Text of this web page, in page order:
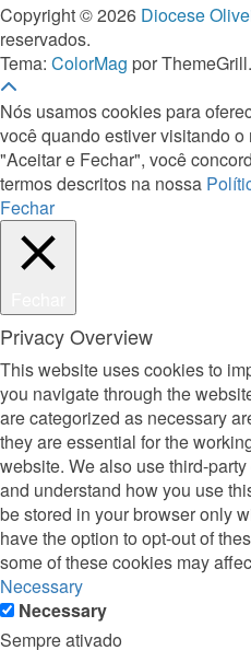
Copyright © 2026 Diocese
reservados.
Tema: ColorMag por
Nós usamos cookies para
você quando estiver visitando
"Aceitar e Fechar", você
termos descritos na nossa
Fechar
Privacy Overview
This website uses cookies to
you navigate through the
are categorized as necessary
they are essential for the
website. We also use third-
and understand how you use
be stored in your browser only
have the option to opt-out of
some of these cookies may
Necessary
Necessary
Sempre ativado